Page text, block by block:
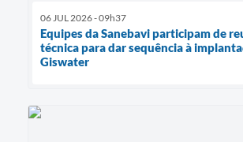
06 JUL 2026 - 09h37
Equipes da Sanebavi participam de
técnica para dar sequência à
Giswater